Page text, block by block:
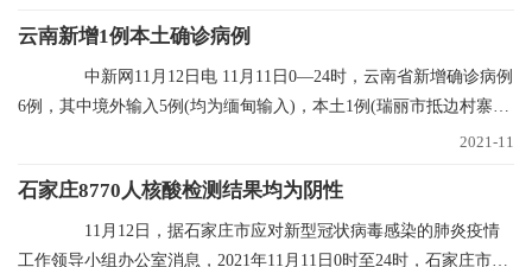
云南新增1例本土确诊病例
中新网11月12日电 11月11日0—24时，云南省新增确诊病例
6例，其中境外输入5例(均为缅甸输入)，本土1例(瑞丽市抵边村寨重
2021-11
石家庄8770人核酸检测结果均为阴性
11月12日，据石家庄市应对新型冠状病毒感染的肺炎疫情
工作领导小组办公室消息，2021年11月11日0时至24时，石家庄市对